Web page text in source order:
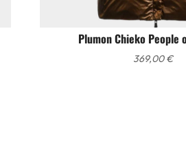
Plumon Chieko People
369,00€